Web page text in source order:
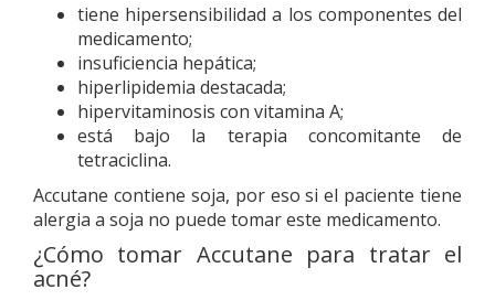
tiene hipersensibilidad a los componentes del
medicamento;
insuficiencia hepática;
hiperlipidemia destacada;
hipervitaminosis con vitamina A;
está bajo la terapia concomitante de
tetraciclina.
Accutane contiene soja, por eso si el paciente tiene
alergia a soja no puede tomar este medicamento.
¿Cómo tomar Accutane para tratar el
acné?